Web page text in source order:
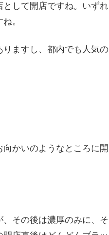
して開店ですね。いずれ
。
ますし、都内でも人気の
かいのようなところに開
その後は濃厚のみに、そ